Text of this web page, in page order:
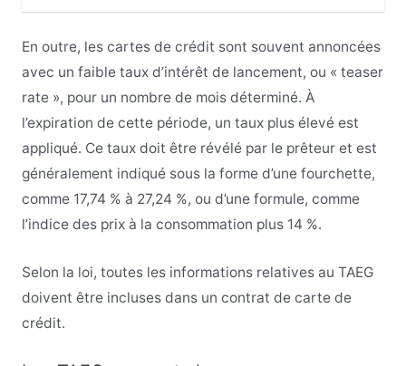
En outre, les cartes de crédit sont souvent annoncées
avec un faible taux d’intérêt de lancement, ou « teaser
rate », pour un nombre de mois déterminé. À
l’expiration de cette période, un taux plus élevé est
appliqué. Ce taux doit être révélé par le prêteur et est
généralement indiqué sous la forme d’une fourchette,
comme 17,74 % à 27,24 %, ou d’une formule, comme
l’indice des prix à la consommation plus 14 %.
Selon la loi, toutes les informations relatives au TAEG
doivent être incluses dans un contrat de carte de
crédit.